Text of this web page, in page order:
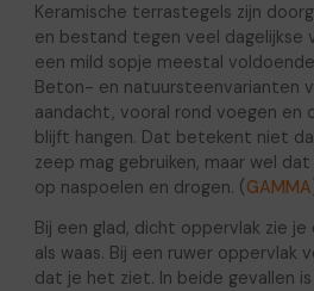
Keramische terrastegels zijn
en bestand tegen veel dagelijkse
een mild sopje meestal
Beton- en natuursteenvarianten
aandacht, vooral rond voegen en
blijft hangen. Dat betekent niet
zeep mag gebruiken, maar wel
op naspoelen en drogen. ( GAMMA
Bij een glad, dicht oppervlak zie
als waas. Bij een ruwer oppervlak
dat je het ziet. In beide gevallen